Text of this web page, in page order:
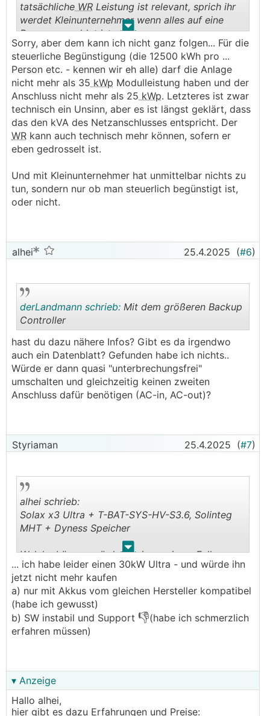
. .
tatsächliche WR Leistung ist relevant, sprich ihr
werdet Kleinunternehmer wenn alles auf eine
Person gemeldet ist...
Sorry, aber dem kann ich nicht ganz folgen... Für die
steuerliche Begünstigung (die 12500 kWh pro ...
Person etc. - kennen wir eh alle) darf die Anlage
nicht mehr als 35 kWp Modulleistung haben und der
Anschluss nicht mehr als 25 kWp. Letzteres ist zwar
technisch ein Unsinn, aber es ist längst geklärt, dass
das den kVA des Netzanschlusses entspricht. Der
WR kann auch technisch mehr können, sofern er
eben gedrosselt ist.
Und mit Kleinunternehmer hat unmittelbar nichts zu
tun, sondern nur ob man steuerlich begünstigt ist,
oder nicht.
alhei 25.4.2025 (#6)
..
derLandmann schrieb: Mit dem größeren Backup
Controller
hast du dazu nähere Infos? Gibt es da irgendwo
auch ein Datenblatt? Gefunden habe ich nichts..
Würde er dann quasi "unterbrechungsfrei"
umschalten und gleichzeitig keinen zweiten
Anschluss dafür benötigen (AC-in, AC-out)?
Styriaman 25.4.2025 (#7)
. .
alhei schrieb:
Solax x3 Ultra + T-BAT-SYS-HV-S3.6, Solinteg
MHT + Dyness Speicher
Welche Lösung würdet ihr in so einem Fall
empfehlen?
[ref]alhei:82710#878676[/ref]
... ich habe leider einen 30kW Ultra - und würde ihn
jetzt nicht mehr kaufen
a) nur mit Akkus vom gleichen Hersteller kompatibel
(habe ich gewusst)
b) SW instabil und Support 👎(habe ich schmerzlich
erfahren müssen)
▾ Anzeige
Hallo alhei,
hier gibt es dazu Erfahrungen und Preise: